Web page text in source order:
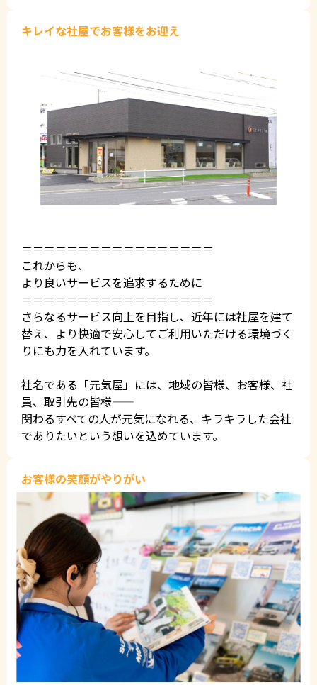
キレイな社屋でお客様をお迎え
＝＝＝＝＝＝＝＝＝＝＝＝＝＝＝＝＝
これからも、
より良いサービスを追求するために
＝＝＝＝＝＝＝＝＝＝＝＝＝＝＝＝＝
さらなるサービス向上を目指し、近年には社屋を建て
替え、より快適で安心してご利用いただける環境づく
りにも力を入れています。
社名である「元気屋」には、地域の皆様、お客様、社
員、取引先の皆様——
関わるすべての人が元気になれる、キラキラした会社
でありたいという想いを込めています。
お客様の笑顔がやりがい